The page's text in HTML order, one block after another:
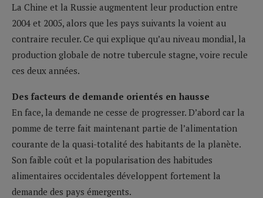
La Chine et la Russie augmentent leur production entre
2004 et 2005, alors que les pays suivants la voient au
contraire reculer. Ce qui explique qu’au niveau mondial, la
production globale de notre tubercule stagne, voire recule
ces deux années.
Des facteurs de demande orientés en hausse
En face, la demande ne cesse de progresser. D’abord car la
pomme de terre fait maintenant partie de l’alimentation
courante de la quasi-totalité des habitants de la planète.
Son faible coût et la popularisation des habitudes
alimentaires occidentales développent fortement la
demande des pays émergents.